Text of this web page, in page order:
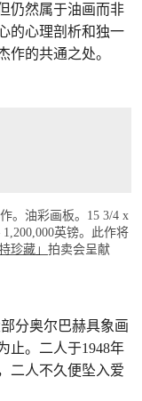
仍然属于油画而非
的心理剖析和独一
作的共通之处。
。油彩画板。15 3/4 x
英镑。此作将
珍藏」 拍卖会呈献
分奥尔巴赫具象画
止。二人于1948年
二人不久便坠入爱